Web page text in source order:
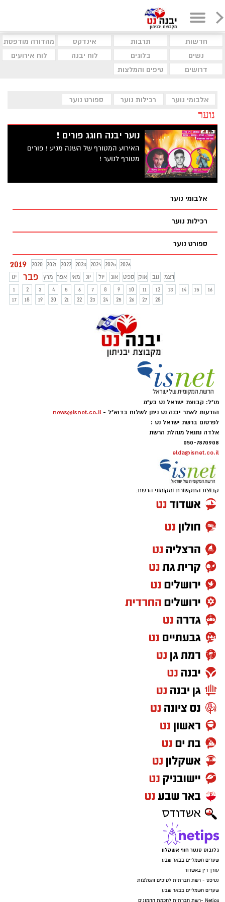
חדשות תרבות אינדקס
מהדורה מודפסת
נשים
בלוגים לוח יבנה
לוח אירועים
דרושים
טיפים והמלצות
אלבומי נוער רכילות נוער ספורט נוער
נוער
נוער יבנה חוגג פורים !
האירוע המטורף של השנה מגיע ! פורים
מטורף לנוער !
אלבומי נוער
רכילות נוער
ספורט נוער
2019 2020 2021 2022 2023 2024 2025
2026
ינו
פבר מרץ אפר מאי יונ יול אוג ספט אוק נוב
דצמ
1
2 3 4 5 6 7 8 9 10 11 12 13 14 15
16
17
18 19 20 21 22 23 24 25 26 27 28
מו"ל: קבוצת ישראל נט בע"מ
הודעות לאתר יבנה נט ניתן לשלוח בדוא"ל - news@isnet.co.il
לפרסום ברשת ישראל נט :
אלדה נתנאל מנהלת הרשת
050-7870908
elda@isnet.co.il
קבוצת התקשורת ומקומוני הרשת:
גלובוס סנטר חוף אשקלון
שערים חשמליים בבאר שבע
עורך דין באשדוד
נטיפס - רשת חברתית לטיפים והמלצות
שערים חשמליים בבאר שבע
Netips -רשת חברתית לחכמת ההמונים